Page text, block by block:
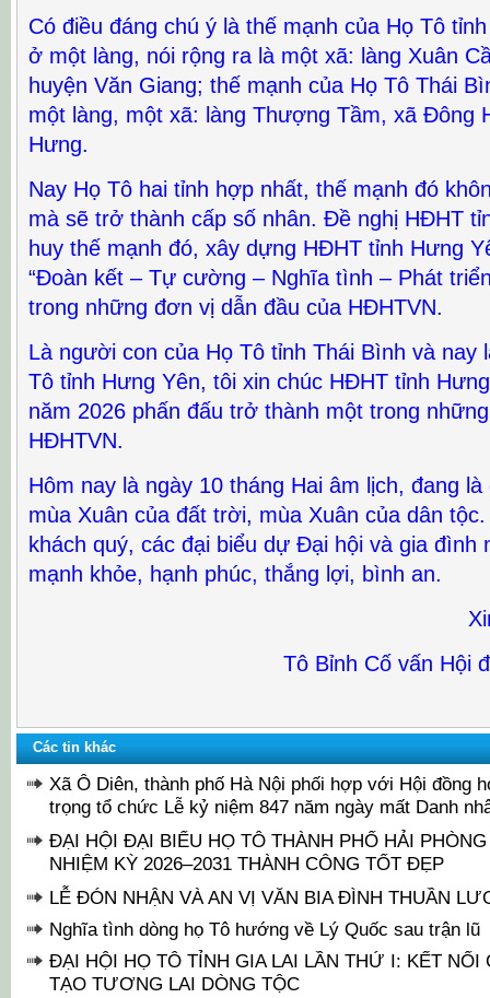
Có điều đáng chú ý là thế mạnh của Họ Tô
ở một làng, nói rộng ra là một xã: làng Xuân
huyện Văn Giang; thế mạnh của Họ Tô Thái
một làng, một xã: làng Thượng Tầm, xã Đông
Hưng.
Nay Họ Tô hai tỉnh hợp nhất, thế mạnh đó
mà sẽ trở thành cấp số nhân. Đề nghị HĐHT
huy thế mạnh đó, xây dựng HĐHT tỉnh Hưng
“Đoàn kết – Tự cường – Nghĩa tình – Phát
trong những đơn vị dẫn đầu của HĐHTVN.
Là người con của Họ Tô tỉnh Thái Bình và nay
Tô tỉnh Hưng Yên, tôi xin chúc HĐHT tỉnh
năm 2026 phấn đấu trở thành một trong
HĐHTVN.
Hôm nay là ngày 10 tháng Hai âm lịch, đang
mùa Xuân của đất trời, mùa Xuân của dân
khách quý, các đại biểu dự Đại hội và gia đình
mạnh khỏe, hạnh phúc, thắng lợi, bình an.
Tô Bỉnh Cố vấn Hội
Các tin khác
Xã Ô Diên, thành phố Hà Nội phối hợp với Hội đồng
trọng tổ chức Lễ kỷ niệm 847 năm ngày mất Danh
ĐẠI HỘI ĐẠI BIỂU HỌ TÔ THÀNH PHỐ HẢI
NHIỆM KỲ 2026–2031 THÀNH CÔNG TỐT ĐẸP
LỄ ĐÓN NHẬN VÀ AN VỊ VĂN BIA ĐÌNH THUẦN
Nghĩa tình dòng họ Tô hướng về Lý Quốc sau trận lũ
ĐẠI HỘI HỌ TÔ TỈNH GIA LAI LẦN THỨ I: KẾT NỐI
TẠO TƯƠNG LAI DÒNG TỘC